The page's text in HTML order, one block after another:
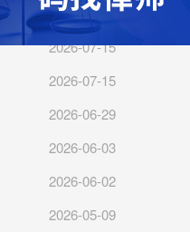
2026-07-15
2026-07-15
2026-06-29
2026-06-03
2026-06-02
2026-05-09